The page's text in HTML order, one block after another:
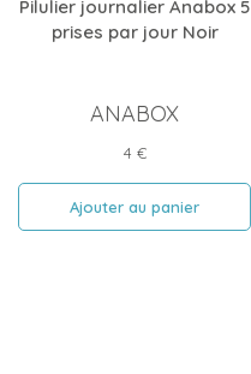
Pilulier journalier Anabox 5
prises par jour Noir
ANABOX
Prix
4 €
Ajouter au panier